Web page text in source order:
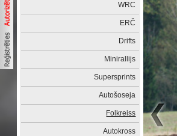
WRC
ERČ
Drifts
Minirallijs
Supersprints
Autošoseja
Folkreiss
Autokross